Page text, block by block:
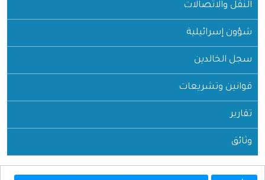
النقل والاتصالات
شؤون إسرائيلية
سجل الخالدين
قوانين وتشريعات
تقارير
وثائق